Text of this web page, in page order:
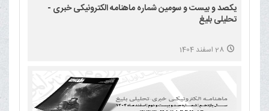
یکصد و بیست و سومین شماره ماهنامه الکترونیکی خبری -
تحلیلی بلیغ
28 اسفند 1404